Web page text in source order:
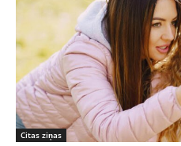
Citas ziņas